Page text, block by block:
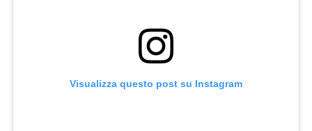
Visualizza questo post su Instagram